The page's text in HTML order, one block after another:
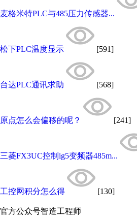
麦格米特PLC与485压力传感器...
松下PLC温度显示 [591]
台达PLC通讯求助 [568]
原点怎么会偏移的呢？ [241]
三菱FX3UC控制ig5变频器485m...
工控网积分怎么得 [130]
官方公众号智造工程师